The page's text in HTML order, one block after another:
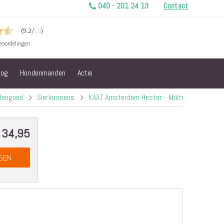
040 - 201 24 13 Contact
Hondenmanden Actie
Sierkussens KAAT Amsterdam Hester - Multi